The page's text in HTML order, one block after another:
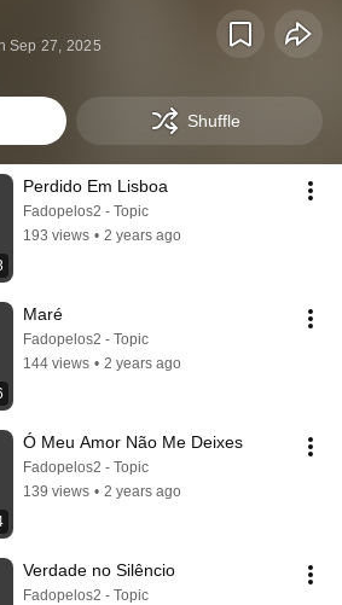
Sep 27, 2025
Shuffle
Perdido Em Lisboa
Fadopelos2 - Topic
193 views • 2 years ago
Maré
Fadopelos2 - Topic
144 views • 2 years ago
Ó Meu Amor Não Me Deixes
Fadopelos2 - Topic
139 views • 2 years ago
Verdade no Silêncio
Fadopelos2 - Topic